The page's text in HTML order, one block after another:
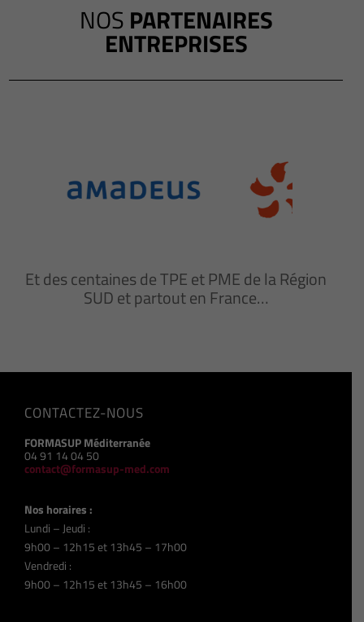
NOS PARTENAIRES
ENTREPRISES
Et des centaines de TPE et PME de la Région
SUD et partout en France…
CONTACTEZ-NOUS
FORMASUP Méditerranée
04 91 14 04 50
contact@formasup-med.com
Nos horaires :
Lundi – Jeudi :
9h00 – 12h15 et 13h45 – 17h00
Vendredi :
9h00 – 12h15 et 13h45 – 16h00